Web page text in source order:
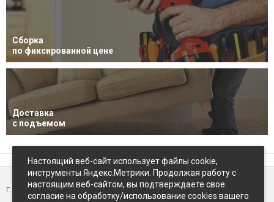
Сборка
по фиксированной цене
Доставка
с подъемом
г. Петропавловск-Камчатский,ул Восточное-шоссе, д.5
Настоящий веб-сайт использует файлы cookie,
инструменты Яндекс.Метрики. Продолжая работу с
настоящим веб-сайтом, вы подтверждаете свое
согласие на обработку/использование cookies вашего